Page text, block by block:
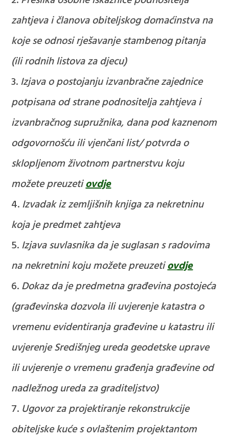
zahtjeva i članova obiteljskog domaćinstva na
koje se odnosi rješavanje stambenog pitanja
(ili rodnih listova za djecu)
Izjava o postojanju izvanbračne zajednice
potpisana od strane podnositelja zahtjeva i
izvanbračnog supružnika, dana pod kaznenom
odgovornošću ili vjenčani list/ potvrda o
sklopljenom životnom partnerstvukoju
možete preuzetiovdje
Izvadak iz zemljišnih knjiga za nekretninu
koja je predmet zahtjeva
Izjava suvlasnika da je suglasan s radovima
na nekretninikoju možete preuzetiovdje
Dokaz da je predmetna građevina postojeća
(građevinska dozvola ili uvjerenje katastra o
vremenu evidentiranja građevine u katastru ili
uvjerenje Središnjeg ureda geodetske uprave
ili uvjerenje o vremenu građenja građevine od
nadležnog ureda za graditeljstvo)
Ugovor za projektiranje rekonstrukcije
obiteljske kuće s ovlaštenim projektantom